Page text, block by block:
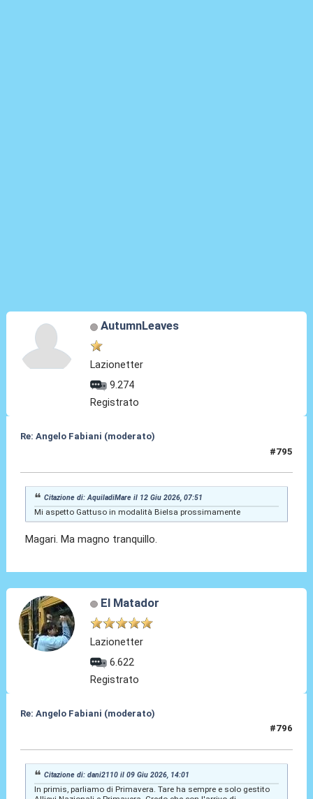
AutumnLeaves
Lazionetter
9.274
Registrato
Re: Angelo Fabiani (moderato)
#795
Citazione di: AquiladiMare il 12 Giu 2026, 07:51
Mi aspetto Gattuso in modalità Bielsa prossimamente
Magari. Ma magno tranquillo.
El Matador
Lazionetter
6.622
Registrato
Re: Angelo Fabiani (moderato)
#796
Citazione di: dani2110 il 09 Giu 2026, 14:01
In primis, parliamo di Primavera. Tare ha sempre e solo gestito